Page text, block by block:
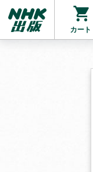
カート